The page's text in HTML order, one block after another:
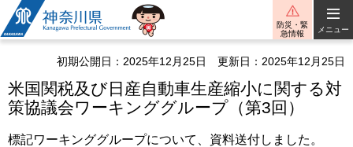
神奈川県
防災・緊
急情報
メニュー
初期公開日：2025年12月25日 更新日：2025年12月25日
米国関税及び日産自動車生産縮小に関する対
策協議会ワーキンググループ（第3回）
標記ワーキンググループについて、資料送付しました。